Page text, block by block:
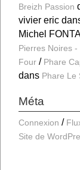
Breizh Passion
vivier eric
Michel
Pierres Noires
Four
Phare
dans Phare Le
Méta
Connexion
Site de